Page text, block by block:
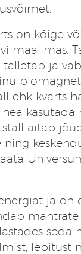
on kõige
maailmas.
ja
ehk kvarts
aitab
ja on
seda
lepitust